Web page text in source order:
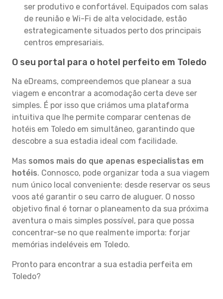
ser produtivo e confortável. Equipados com salas
de reunião e Wi-Fi de alta velocidade, estão
estrategicamente situados perto dos principais
centros empresariais.
O seu portal para o hotel perfeito em Toledo
Na eDreams, compreendemos que planear a sua
viagem e encontrar a acomodação certa deve ser
simples. É por isso que criámos uma plataforma
intuitiva que lhe permite comparar centenas de
hotéis em Toledo em simultâneo, garantindo que
descobre a sua estadia ideal com facilidade.
Mas somos mais do que apenas especialistas em
hotéis. Connosco, pode organizar toda a sua viagem
num único local conveniente: desde reservar os seus
voos até garantir o seu carro de aluguer. O nosso
objetivo final é tornar o planeamento da sua próxima
aventura o mais simples possível, para que possa
concentrar-se no que realmente importa: forjar
memórias indeléveis em Toledo.
Pronto para encontrar a sua estadia perfeita em
Toledo?